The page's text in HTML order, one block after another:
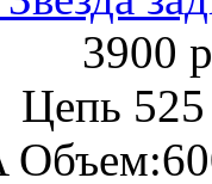
3900
Цепь 525